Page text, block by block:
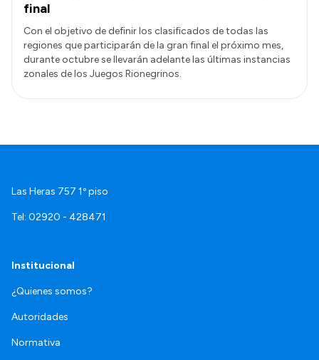
final
Con el objetivo de definir los clasificados de todas las
regiones que participarán de la gran final el próximo mes,
durante octubre se llevarán adelante las últimas instancias
zonales de los Juegos Rionegrinos.
Las Heras 757 1º piso
Tel: 02920 - 428471
Institucional
¿Quienes somos?
Autoridades
Normativa